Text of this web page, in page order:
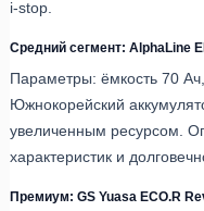
i-stop.
Средний сегмент: AlphaLine
Параметры: ёмкость 70
Южнокорейский
увеличенным ресурсом.
характеристик и
Премиум: GS Yuasa ECO.R